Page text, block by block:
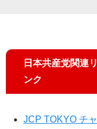
日本共産党関連リ
ンク
JCP TOKYO チャ